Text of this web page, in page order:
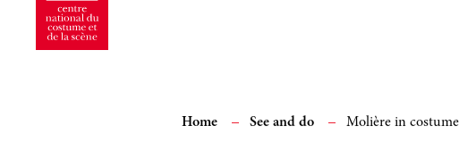
Home See and do Molière in costume